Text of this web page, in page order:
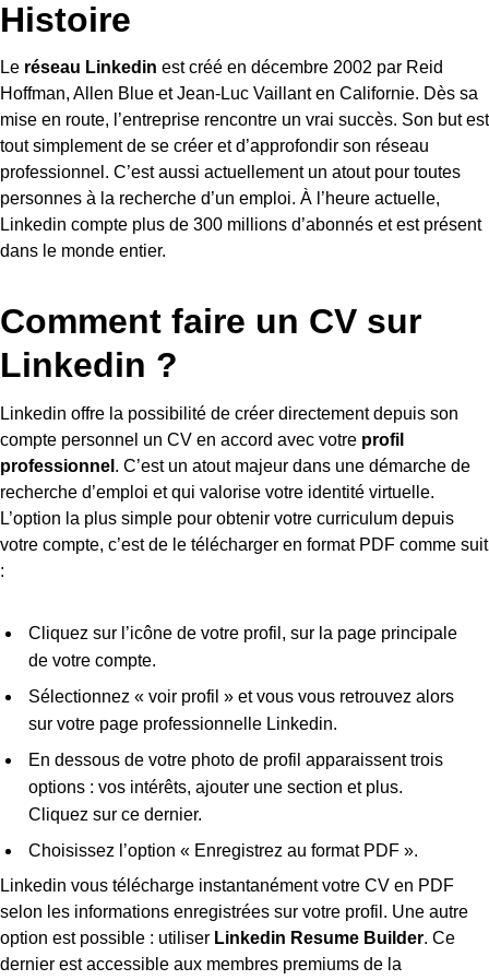
Histoire
Le réseau Linkedin est créé en décembre 2002 par Reid
Hoffman, Allen Blue et Jean-Luc Vaillant en Californie. Dès sa
mise en route, l’entreprise rencontre un vrai succès. Son but est
tout simplement de se créer et d’approfondir son réseau
professionnel. C’est aussi actuellement un atout pour toutes
personnes à la recherche d’un emploi. À l’heure actuelle,
Linkedin compte plus de 300 millions d’abonnés et est présent
dans le monde entier.
Comment faire un CV sur
Linkedin ?
Linkedin offre la possibilité de créer directement depuis son
compte personnel un CV en accord avec votre profil
professionnel . C’est un atout majeur dans une démarche de
recherche d’emploi et qui valorise votre identité virtuelle.
L’option la plus simple pour obtenir votre curriculum depuis
votre compte, c’est de le télécharger en format PDF comme suit
:
Cliquez sur l’icône de votre profil, sur la page principale
de votre compte.
Sélectionnez « voir profil » et vous vous retrouvez alors
sur votre page professionnelle Linkedin.
En dessous de votre photo de profil apparaissent trois
options : vos intérêts, ajouter une section et plus.
Cliquez sur ce dernier.
Choisissez l’option « Enregistrez au format PDF ».
Linkedin vous télécharge instantanément votre CV en PDF
selon les informations enregistrées sur votre profil. Une autre
option est possible : utiliser Linkedin Resume Builder. Ce
dernier est accessible aux membres premiums de la